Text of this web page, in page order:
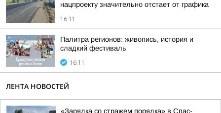
нацпроекту значительно отстает от графика
16:11
Палитра регионов: живопись, история и
сладкий фестиваль
16:11
ЛЕНТА НОВОСТЕЙ
«Зарядка со стражем порядка» в Спас-